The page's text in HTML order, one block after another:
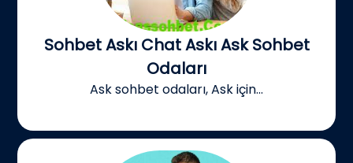
Sohbet Askı Chat Askı Ask Sohbet
Odaları
Ask sohbet odaları, Ask için...